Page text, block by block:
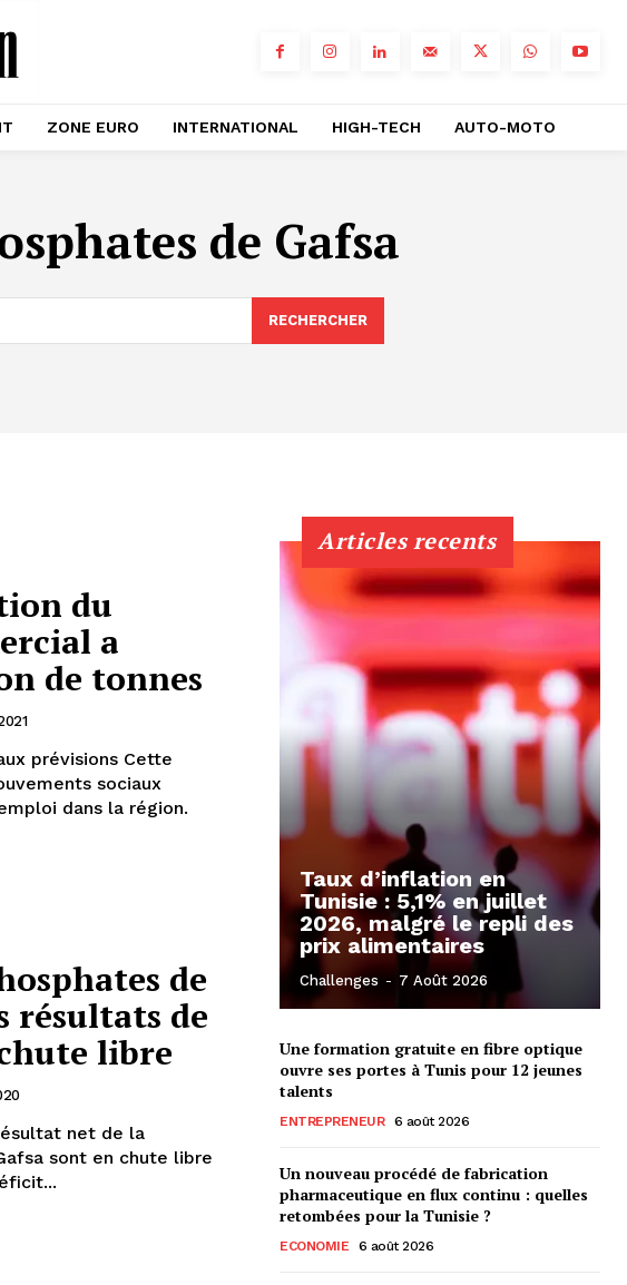
ZONE EURO INTERNATIONAL HIGH-TECH AUTO-MOTO
de Gafsa
RECHERCHER
du
a
de tonnes
prévisions Cette
sociaux
dans la région.
de
résultats de
libre
net de la
sont en chute libre
Articles recents
Taux d’inflation en
Tunisie : 5,1% en juillet
2026, malgré le repli des
prix alimentaires
Challenges - 7 Août 2026
Une formation gratuite en fibre optique
ouvre ses portes à Tunis pour 12 jeunes
talents
ENTREPRENEUR 6 août 2026
Un nouveau procédé de fabrication
pharmaceutique en flux continu : quelles
retombées pour la Tunisie ?
ECONOMIE 6 août 2026